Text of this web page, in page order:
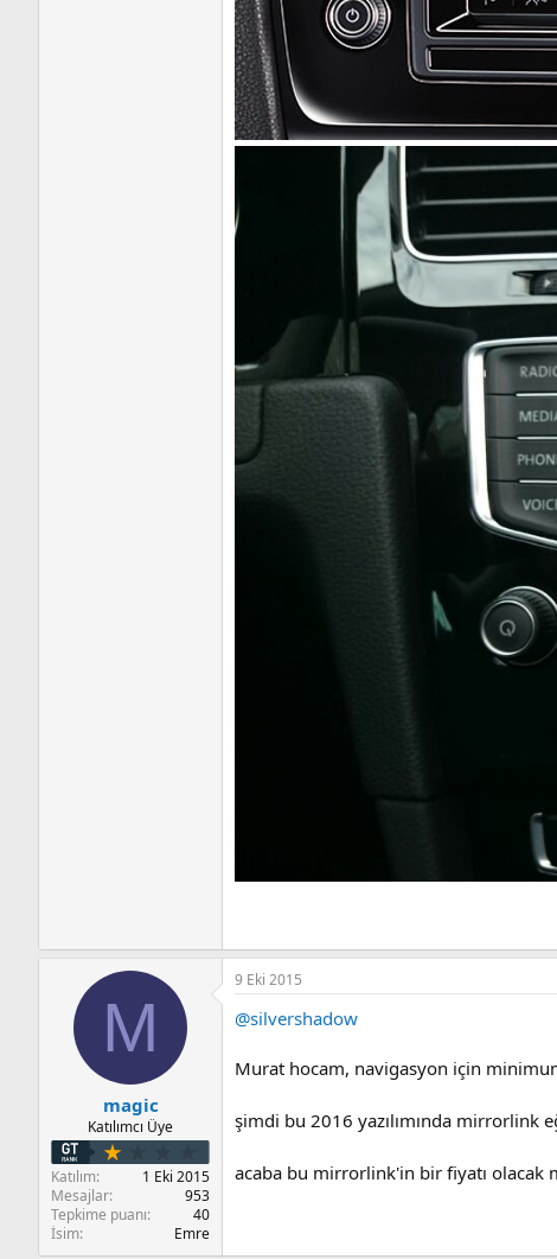
M
magic
Katılımcı Üye
Katılım
1 Eki 2015
Mesajlar
953
Tepkime puanı
40
İsim
Emre
9 Eki 2015
@silvershadow
Murat hocam, navigasyon için
şimdi bu 2016 yazılımında mirrorlink
acaba bu mirrorlink'in bir fiyatı olacak